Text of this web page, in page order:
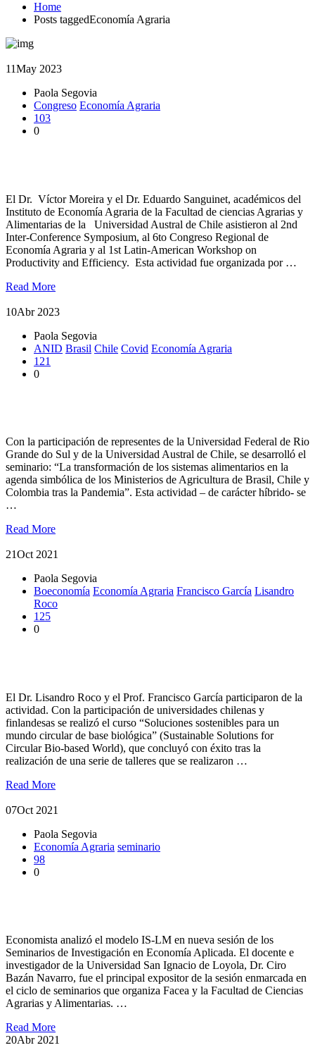
Home
Posts taggedEconomía Agraria
11May 2023
Paola Segovia
Congreso Economía Agraria
103
0
El Dr. Víctor Moreira y el Dr. Eduardo Sanguinet, académicos del
Instituto de Economía Agraria de la Facultad de ciencias Agrarias y
Alimentarias de la Universidad Austral de Chile asistieron al 2nd
Inter-Conference Symposium, al 6to Congreso Regional de
Economía Agraria y al 1st Latin-American Workshop on
Productivity and Efficiency. Esta actividad fue organizada por …
Read More
10Abr 2023
Paola Segovia
ANID Brasil Chile Covid Economía Agraria
121
0
Con la participación de representes de la Universidad Federal de Rio
Grande do Sul y de la Universidad Austral de Chile, se desarrolló el
seminario: “La transformación de los sistemas alimentarios en la
agenda simbólica de los Ministerios de Agricultura de Brasil, Chile y
Colombia tras la Pandemia”. Esta actividad – de carácter híbrido- se
…
Read More
21Oct 2021
Paola Segovia
Boeconomía Economía Agraria Francisco García Lisandro
Roco
125
0
El Dr. Lisandro Roco y el Prof. Francisco García participaron de la
actividad. Con la participación de universidades chilenas y
finlandesas se realizó el curso “Soluciones sostenibles para un
mundo circular de base biológica” (Sustainable Solutions for
Circular Bio-based World), que concluyó con éxito tras la
realización de una serie de talleres que se realizaron …
Read More
07Oct 2021
Paola Segovia
Economía Agraria seminario
98
0
Economista analizó el modelo IS-LM en nueva sesión de los
Seminarios de Investigación en Economía Aplicada. El docente e
investigador de la Universidad San Ignacio de Loyola, Dr. Ciro
Bazán Navarro, fue el principal expositor de la sesión enmarcada en
el ciclo de seminarios que organiza Facea y la Facultad de Ciencias
Agrarias y Alimentarias. …
Read More
20Abr 2021